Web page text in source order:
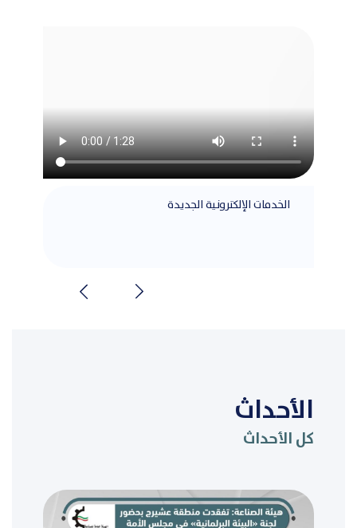
الخدمات الإلكترونية الجديدة
الأحداث
كل الأحداث